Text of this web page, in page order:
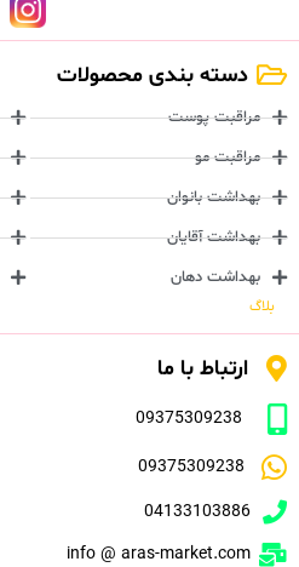
دسته بندی محصولات
مراقبت پوست
مراقبت مو
بهداشت بانوان
بهداشت آقایان
بهداشت دهان
بلاگ
ارتباط با ما
09375309238
09375309238
04133103886
info @ aras-market.com